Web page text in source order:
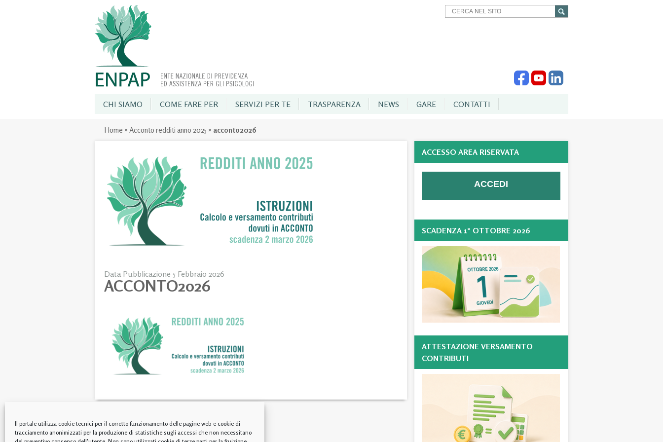
Il portale utilizza cookie tecnici per il corretto funzionamento delle pagine web e cookie di
tracciamento anonimizzati per la produzione di statistiche sugli accessi che non necessitano
CHI SIAMO COME FARE PER SERVIZI PER TE TRASPARENZA NEWS GARE CONTATTI
Home »Acconto redditi anno 2025 » acconto2026
Data Pubblicazione 5 Febbraio 2026
ACCONTO2026
ACCESSO AREA RISERVATA
SCADENZA 1° OTTOBRE 2026
ATTESTAZIONE VERSAMENTO
CONTRIBUTI